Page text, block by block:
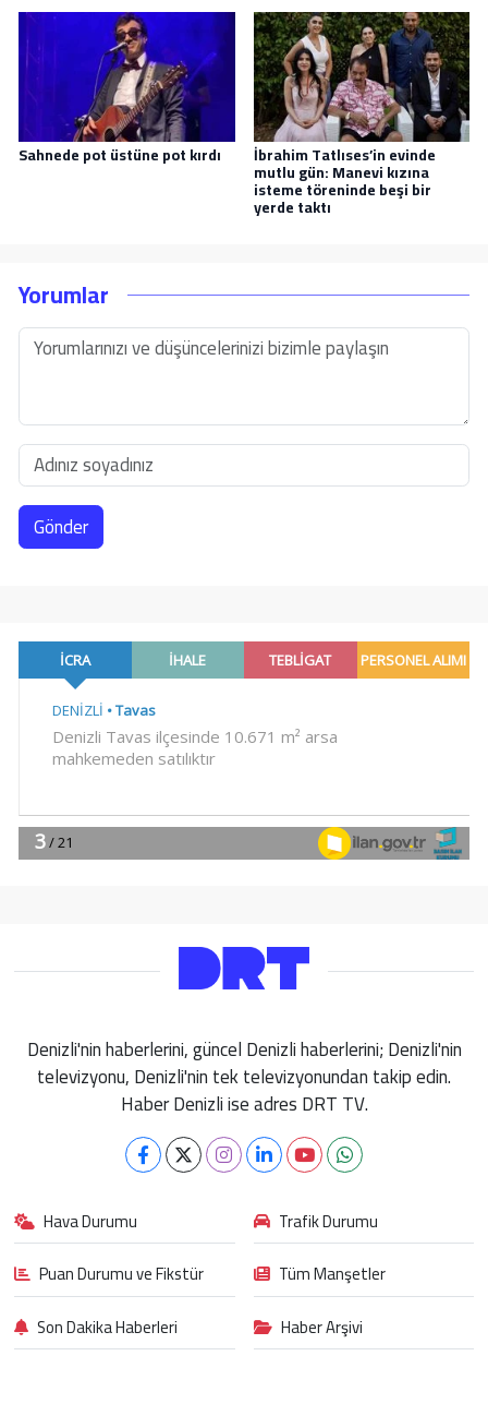
Sahnede pot üstüne pot kırdı İbrahim Tatlıses’in evinde
mutlu gün: Manevi kızına
isteme töreninde beşi bir
yerde taktı
Yorumlar
Gönder
Denizli'nin haberlerini, güncel Denizli haberlerini; Denizli'nin
televizyonu, Denizli'nin tek televizyonundan takip edin.
Haber Denizli ise adres DRT TV.
Hava Durumu
Trafik Durumu
Puan Durumu ve Fikstür
Tüm Manşetler
Son Dakika Haberleri
Haber Arşivi